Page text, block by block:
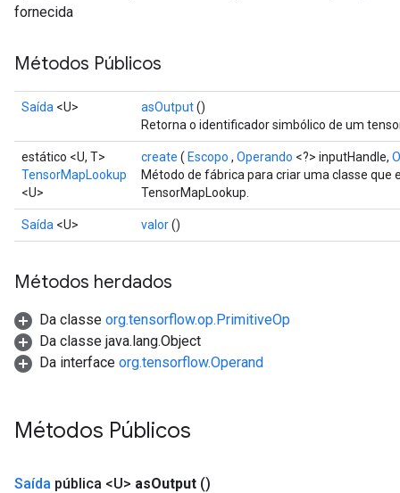
fornecida
Métodos Públicos
Saída <U> asOutput()
Retorna o identificador simbólico de um
estático <U, T>
TensorMapLookup
<U>
create ( Escopo , Operando <?> inputHandle,
Método de fábrica para criar uma classe que
TensorMapLookup.
Saída <U> valor()
Métodos herdados
Da classe org.tensorflow.op.PrimitiveOp
Da classe java.lang.Object
Da interface org.tensorflow.Operand
Métodos Públicos
Saída pública <U> asOutput ()